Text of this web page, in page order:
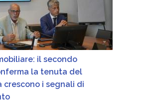
il secondo
la tenuta del
crescono i segnali di